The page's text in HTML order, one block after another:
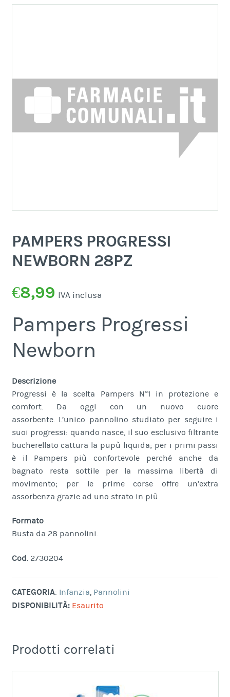
PAMPERS PROGRESSI
NEWBORN 28PZ
€8,99 IVA inclusa
Pampers Progressi
Newborn
Descrizione
Progressi è la scelta Pampers N°1 in protezione e
comfort. Da oggi con un nuovo cuore
assorbente. L’unico pannolino studiato per seguire i
suoi progressi: quando nasce, il suo esclusivo filtrante
bucherellato cattura la pupù liquida; per i primi passi
è il Pampers più confortevole perché anche da
bagnato resta sottile per la massima libertà di
movimento; per le prime corse offre un’extra
assorbenza grazie ad uno strato in più.
Formato
Busta da 28 pannolini.
Cod.2730204
CATEGORIA: Infanzia, Pannolini
DISPONIBILITÀ: Esaurito
Prodotti correlati